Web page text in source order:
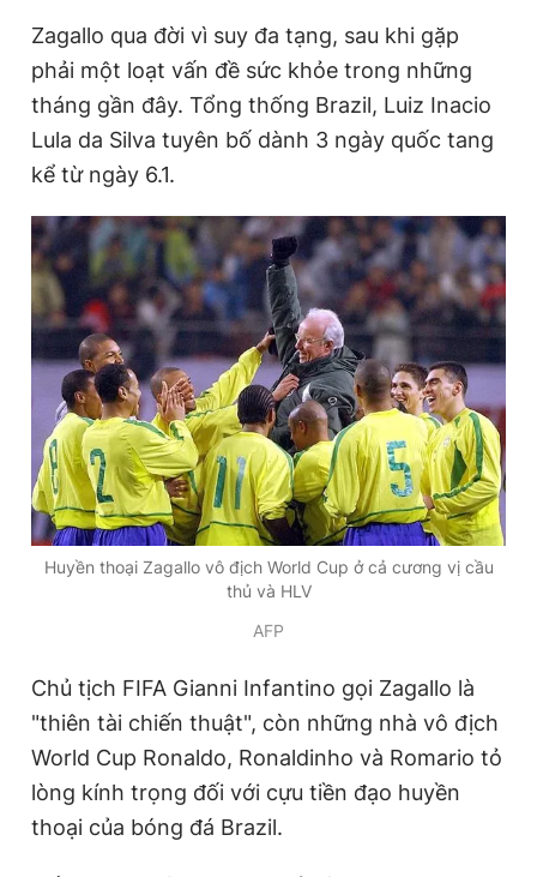
Zagallo qua đời vì suy đa tạng, sau khi gặp
phải một loạt vấn đề sức khỏe trong những
tháng gần đây. Tổng thống Brazil, Luiz Inacio
Lula da Silva tuyên bố dành 3 ngày quốc tang
kể từ ngày 6.1.
Huyền thoại Zagallo vô địch World Cup ở cả cương vị cầu
thủ và HLV
AFP
Chủ tịch FIFA Gianni Infantino gọi Zagallo là
"thiên tài chiến thuật", còn những nhà vô địch
World Cup Ronaldo, Ronaldinho và Romario tỏ
lòng kính trọng đối với cựu tiền đạo huyền
thoại của bóng đá Brazil.